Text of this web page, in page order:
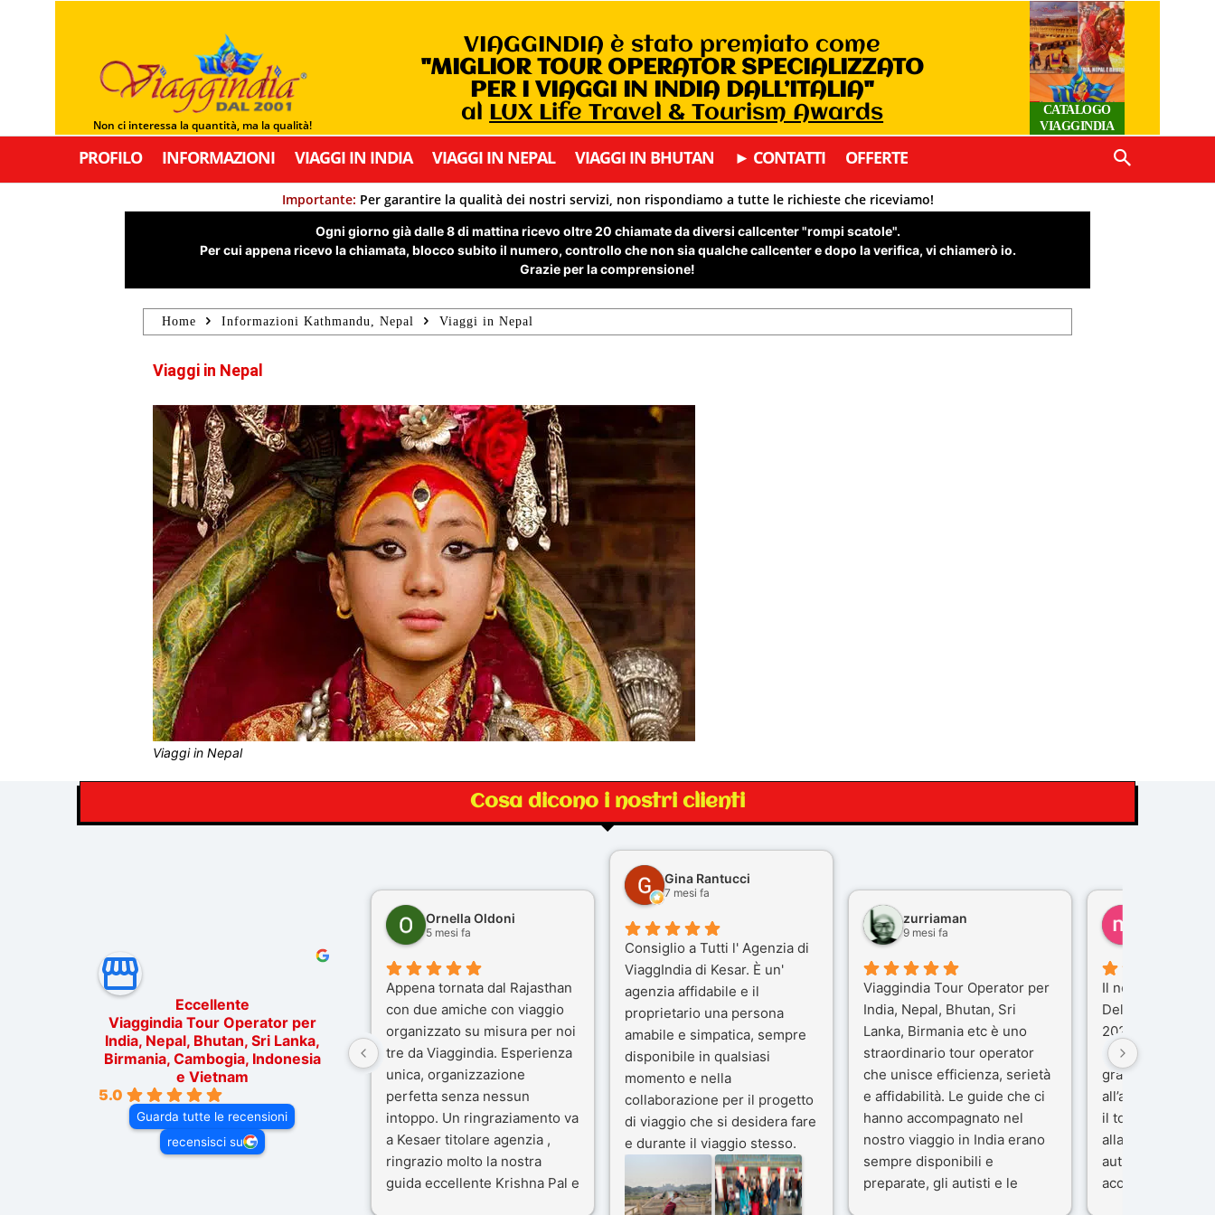
Non ci interessa la quantità, ma la qualità!
VIAGGINDIA è stato premiato come
"MIGLIOR TOUR OPERATOR SPECIALIZZATO
PER I VIAGGI IN INDIA DALL’ITALIA"
al LUX Life Travel & Tourism Awards
CATALOGO
VIAGGINDIA
PROFILO INFORMAZIONI VIAGGI IN INDIA VIAGGI IN NEPAL VIAGGI IN BHUTAN ► CONTATTI OFFERTE
Importante: Per garantire la qualità dei nostri servizi, non rispondiamo a tutte le richieste che riceviamo!
Ogni giorno già dalle 8 di mattina ricevo oltre 20 chiamate da diversi callcenter "rompi scatole".
Per cui appena ricevo la chiamata, blocco subito il numero, controllo che non sia qualche callcenter e dopo la verifica, vi chiamerò io.
Grazie per la comprensione!
Home Informazioni Kathmandu, Nepal Viaggi in Nepal
Viaggi in Nepal
Viaggi in Nepal
Cosa dicono i nostri clienti
Eccellente
Viaggindia Tour Operator per
India, Nepal, Bhutan, Sri Lanka,
Birmania, Cambogia, Indonesia
e Vietnam
5.0
Guarda tutte le recensioni
recensisci su
Ornella Oldoni
5 mesi fa
Appena tornata dal Rajasthan
con due amiche con viaggio
organizzato su misura per noi
tre da Viaggindia. Esperienza
unica, organizzazione
perfetta senza nessun
intoppo. Un ringraziamento va
a Kesaer titolare agenzia ,
ringrazio molto la nostra
guida eccellente Krishna Pal e
Gina Rantucci
7 mesi fa
Consiglio a Tutti l' Agenzia di
ViaggIndia di Kesar. È un'
agenzia affidabile e il
proprietario una persona
amabile e simpatica, sempre
disponibile in qualsiasi
momento e nella
collaborazione per il progetto
di viaggio che si desidera fare
e durante il viaggio stesso.
Siamo stati 3 settimane in
India a novembre 2025, 5
amici e il viaggio alla scoperta
zurriaman
9 mesi fa
Viaggindia Tour Operator per
India, Nepal, Bhutan, Sri
Lanka, Birmania etc è uno
straordinario tour operator
che unisce efficienza, serietà
e affidabilità. Le guide che ci
hanno accompagnato nel
nostro viaggio in India erano
sempre disponibili e
preparate, gli autisti e le
Il nostro viaggio
Delhi e Varanasi
2025), è stata
che porteremo
gran parte del
all’agenzia che
il tour con cura e
alla nostra guida
autista che ci
accompagnati